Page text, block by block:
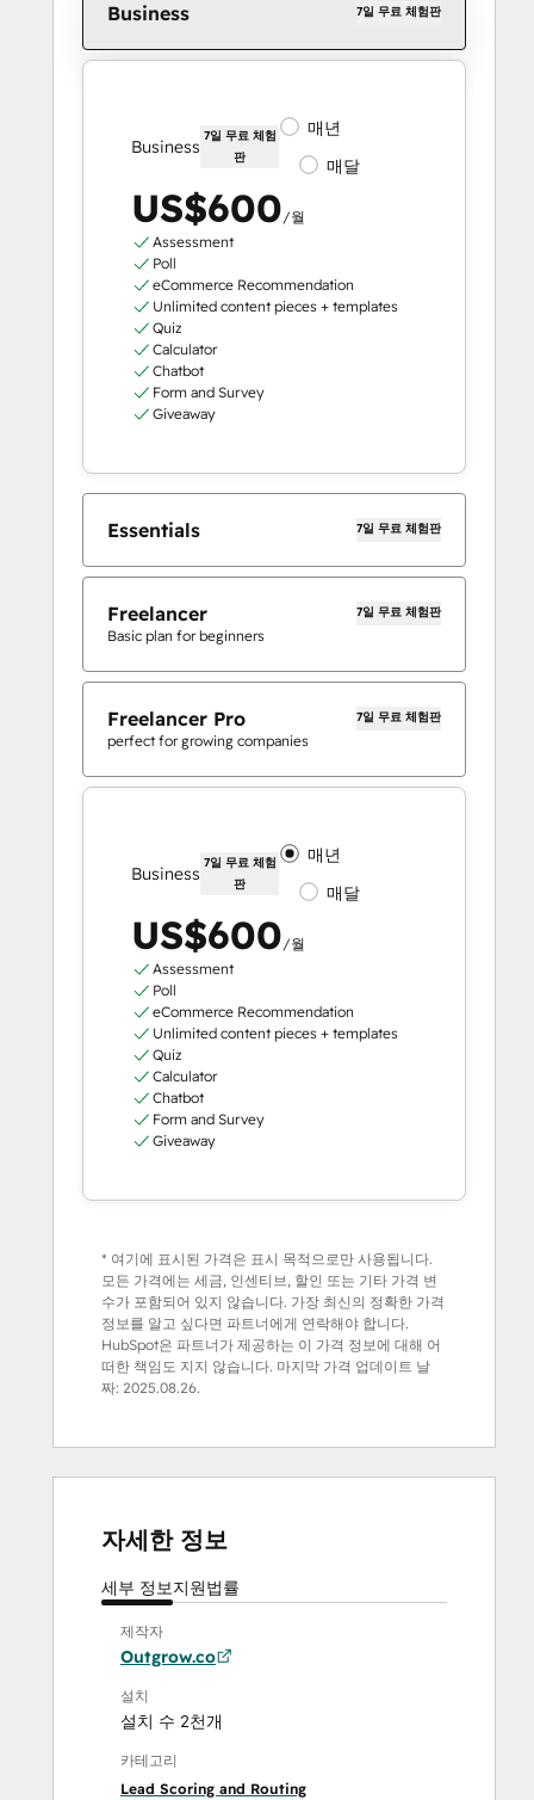
Business 7일 무료 체험판
Business
7일 무료 체험
판
매년
매달
US$600/월
Assessment
Poll
eCommerce Recommendation
Unlimited content pieces + templates
Quiz
Calculator
Chatbot
Form and Survey
Giveaway
Essentials 7일 무료 체험판
Freelancer 7일 무료 체험판
Basic plan for beginners
Freelancer Pro 7일 무료 체험판
perfect for growing companies
Business
7일 무료 체험
판
매년
매달
US$600/월
Assessment
Poll
eCommerce Recommendation
Unlimited content pieces + templates
Quiz
Calculator
Chatbot
Form and Survey
Giveaway
* 여기에 표시된 가격은 표시 목적으로만 사용됩니다.
모든 가격에는 세금, 인센티브, 할인 또는 기타 가격 변
수가 포함되어 있지 않습니다. 가장 최신의 정확한 가격
정보를 알고 싶다면 파트너에게 연락해야 합니다.
HubSpot은 파트너가 제공하는 이 가격 정보에 대해 어
떠한 책임도 지지 않습니다. 마지막 가격 업데이트 날
짜: 2025.08.26.
자세한 정보
세부 정보지원법률
제작자
Outgrow.co
설치
설치 수 2천개
카테고리
Lead Scoring and Routing